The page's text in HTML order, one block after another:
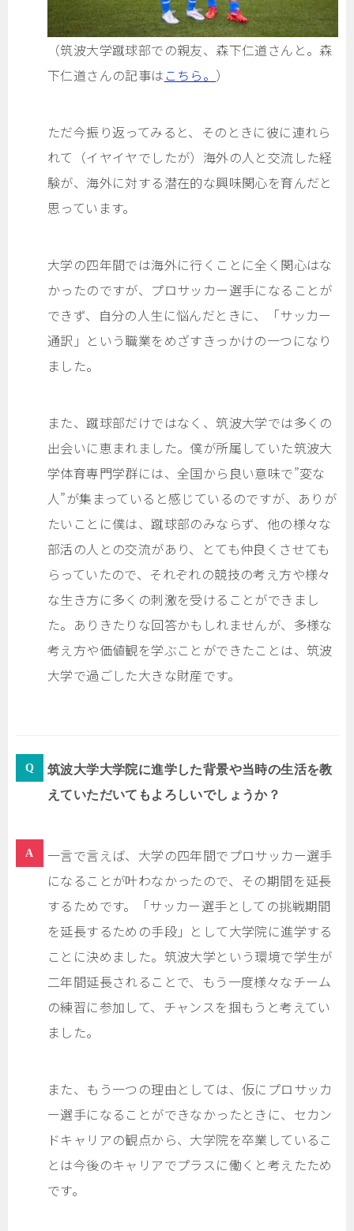
（筑波大学蹴球部での親友、森下仁道さんと。森
下仁道さんの記事は こちら。 ）
ただ今振り返ってみると、そのときに彼に連れら
れて（イヤイヤでしたが）海外の人と交流した経
験が、海外に対する潜在的な興味関心を育んだと
思っています。
大学の四年間では海外に行くことに全く関心はな
かったのですが、プロサッカー選手になることが
できず、自分の人生に悩んだときに、「サッカー
通訳」という職業をめざすきっかけの一つになり
ました。
また、蹴球部だけではなく、筑波大学では多くの
出会いに恵まれました。僕が所属していた筑波大
学体育専門学群には、全国から良い意味で”変な
人”が集まっていると感じているのですが、ありが
たいことに僕は、蹴球部のみならず、他の様々な
部活の人との交流があり、とても仲良くさせても
らっていたので、それぞれの競技の考え方や様々
な生き方に多くの刺激を受けることができまし
た。ありきたりな回答かもしれませんが、多様な
考え方や価値観を学ぶことができたことは、筑波
大学で過ごした大きな財産です。
筑波大学大学院に進学した背景や当時の生活を教
えていただいてもよろしいでしょうか？
一言で言えば、大学の四年間でプロサッカー選手
になることが叶わなかったので、その期間を延長
するためです。「サッカー選手としての挑戦期間
を延長するための手段」として大学院に進学する
ことに決めました。筑波大学という環境で学生が
二年間延長されることで、もう一度様々なチーム
の練習に参加して、チャンスを掴もうと考えてい
ました。
また、もう一つの理由としては、仮にプロサッカ
ー選手になることができなかったときに、セカン
ドキャリアの観点から、大学院を卒業しているこ
とは今後のキャリアでプラスに働くと考えたため
です。